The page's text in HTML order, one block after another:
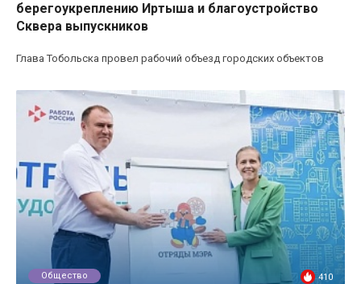
берегоукреплению Иртыша и благоустройство
Сквера выпускников
Глава Тобольска провел рабочий объезд городских объектов
Общество 410